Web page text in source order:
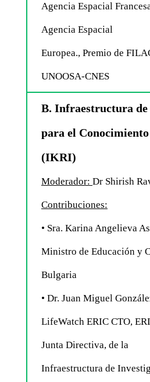
Agencia Espacial
Agencia Espacial
Europea., Premio de
UNOOSA-CNES
B. Infraestructura de
para el
(IKRI)
Moderador: Dr Shirish
Contribuciones:
• Sra. Karina Angelieva
Ministro de Educación y
Bulgaria
• Dr. Juan Miguel
LifeWatch ERIC CTO,
Junta Directiva, de la
Infraestructura de